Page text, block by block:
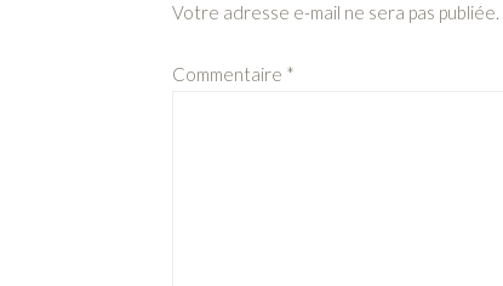
Votre adresse e-mail ne sera pas publiée.
Commentaire *